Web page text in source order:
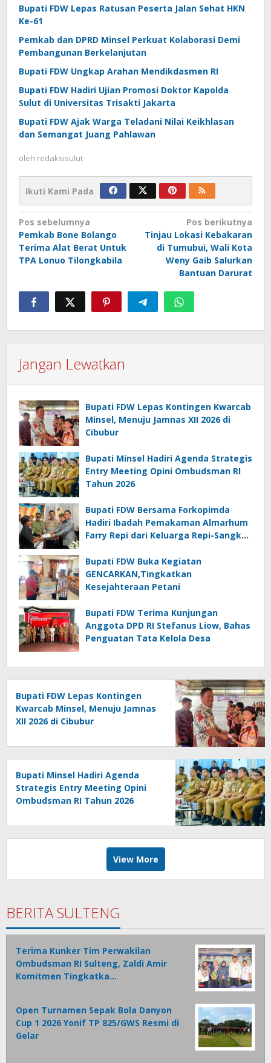
Bupati FDW Lepas Ratusan Peserta Jalan Sehat HKN
Ke-61
Pemkab dan DPRD Minsel Perkuat Kolaborasi Demi
Pembangunan Berkelanjutan
Bupati FDW Ungkap Arahan Mendikdasmen RI
Bupati FDW Hadiri Ujian Promosi Doktor Kapolda
Sulut di Universitas Trisakti Jakarta
Bupati FDW Ajak Warga Teladani Nilai Keikhlasan
dan Semangat Juang Pahlawan
oleh redaksisulut
Ikuti Kami Pada
Navigasi
pos
Pos sebelumnya
Pemkab Bone Bolango
Terima Alat Berat Untuk
TPA Lonuo Tilongkabila
Pos berikutnya
Tinjau Lokasi Kebakaran
di Tumubui, Wali Kota
Weny Gaib Salurkan
Bantuan Darurat
Jangan Lewatkan
Bupati FDW Lepas Kontingen Kwarcab
Minsel, Menuju Jamnas XII 2026 di
Cibubur
Bupati Minsel Hadiri Agenda Strategis
Entry Meeting Opini Ombudsman RI
Tahun 2026
Bupati FDW Bersama Forkopimda
Hadiri Ibadah Pemakaman Almarhum
Farry Repi dari Keluarga Repi-Sangkoy
Bupati FDW Buka Kegiatan
GENCARKAN,Tingkatkan
Kesejahteraan Petani
Bupati FDW Terima Kunjungan
Anggota DPD RI Stefanus Liow, Bahas
Penguatan Tata Kelola Desa
Bupati FDW Lepas Kontingen
Kwarcab Minsel, Menuju Jamnas
XII 2026 di Cibubur
Bupati Minsel Hadiri Agenda
Strategis Entry Meeting Opini
Ombudsman RI Tahun 2026
View More
BERITA SULTENG
Terima Kunker Tim Perwakilan
Ombudsman RI Sulteng, Zaldi Amir
Komitmen Tingkatka…
Open Turnamen Sepak Bola Danyon
Cup 1 2026 Yonif TP 825/GWS Resmi di
Gelar